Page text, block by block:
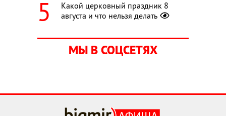
Какой церковный праздник 8
августа и что нельзя делать
МЫ В СОЦСЕТЯХ